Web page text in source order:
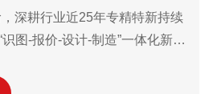
深耕行业近25年专精特新持续
图-报价-设计-制造”一体化新格
公司(以下简称“武汉华源电气”)